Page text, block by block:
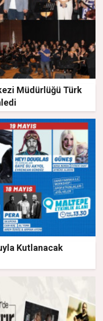
Müdürlüğü Türk
Kutlanacak